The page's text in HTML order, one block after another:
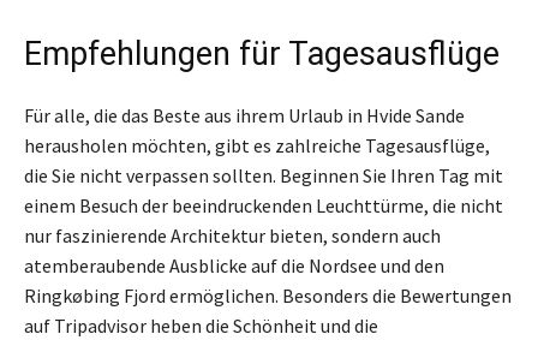
Empfehlungen für Tagesausflüge
Für alle, die das Beste aus ihrem Urlaub in Hvide Sande
herausholen möchten, gibt es zahlreiche Tagesausflüge,
die Sie nicht verpassen sollten. Beginnen Sie Ihren Tag mit
einem Besuch der beeindruckenden Leuchttürme, die nicht
nur faszinierende Architektur bieten, sondern auch
atemberaubende Ausblicke auf die Nordsee und den
Ringkøbing Fjord ermöglichen. Besonders die Bewertungen
auf Tripadvisor heben die Schönheit und die